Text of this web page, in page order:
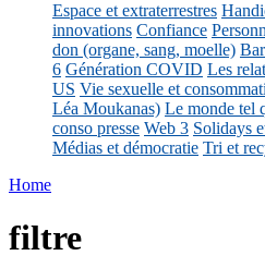
Espace et extraterrestres
innovations Confiance
don (organe, sang, moelle)
6 Génération COVID Les
US Vie sexuelle et
Léa Moukanas) Le monde tel
conso presse Web 3 Solidays
Médias et démocratie Tri et
Home
filtre